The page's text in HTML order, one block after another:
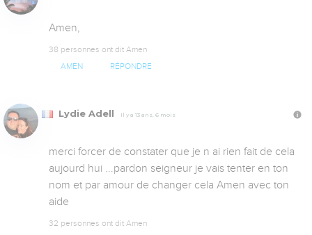
38 personnes ont dit Amen
AMEN RÉPONDRE
Lydie Adell Il y a 13 ans, 6 mois
merci forcer de constater que je n ai rien fait de cela
aujourd hui ...pardon seigneur je vais tenter en ton
nom et par amour de changer cela Amen avec ton
aide
32 personnes ont dit Amen